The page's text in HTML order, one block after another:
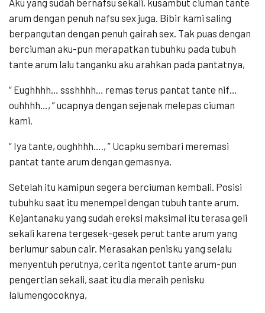
arum dengan penuh nafsu sex juga. Bibir kami saling
berpangutan dengan penuh gairah sex. Tak puas dengan
berciuman aku-pun merapatkan tubuhku pada tubuh
tante arum lalu tanganku aku arahkan pada pantatnya,
“ Eughhhh… ssshhhh… remas terus pantat tante nif…
ouhhhh…, ” ucapnya dengan sejenak melepas ciuman
kami.
“ Iya tante, oughhhh…., ” Ucapku sembari meremasi
pantat tante arum dengan gemasnya.
Setelah itu kamipun segera berciuman kembali. Posisi
tubuhku saat itu menempel dengan tubuh tante arum.
Kejantanaku yang sudah ereksi maksimal itu terasa geli
sekali karena tergesek-gesek perut tante arum yang
berlumur sabun cair. Merasakan penisku yang selalu
menyentuh perutnya, cerita ngentot tante arum-pun
pengertian sekali, saat itu dia meraih penisku
lalumengocoknya,